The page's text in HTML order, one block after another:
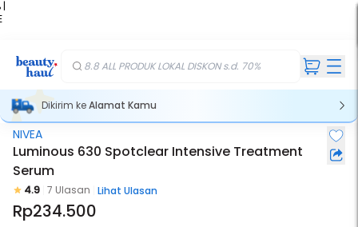
|
8.8 ALL PRODUK LOKAL DISKON s.d. 70%
Dikirim keAlamat Kamu
Stok Habis
NIVEA
Luminous 630 Spotclear Intensive Treatment
Serum
4.9 7 Ulasan Lihat Ulasan
Rp234.500